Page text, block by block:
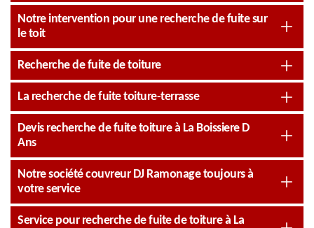
Notre intervention pour une recherche de fuite sur
le toit
Recherche de fuite de toiture
La recherche de fuite toiture-terrasse
Devis recherche de fuite toiture à La Boissiere D
Ans
Notre société couvreur DJ Ramonage toujours à
votre service
Service pour recherche de fuite de toiture à La